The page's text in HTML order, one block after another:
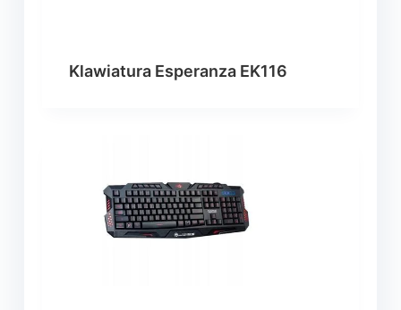
Klawiatura Esperanza EK116